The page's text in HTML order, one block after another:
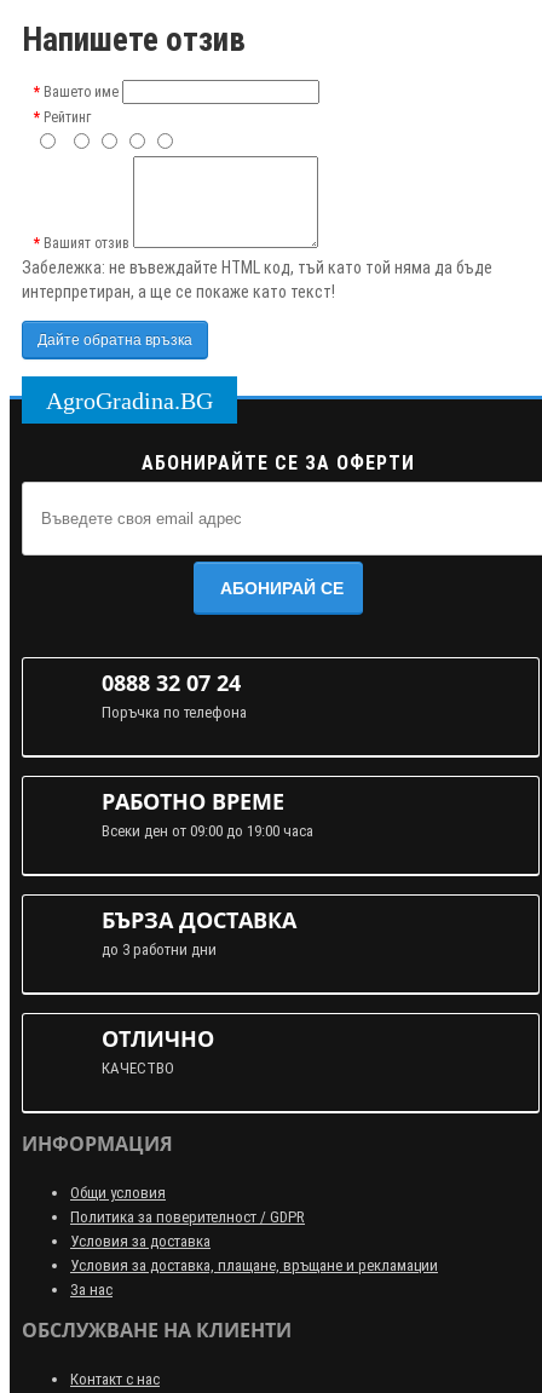
Напишете отзив
Вашето име
Рейтинг
Вашият отзив
Забележка: не въвеждайте HTML код, тъй като той няма да бъде
интерпретиран, а ще се покаже като текст!
Дайте обратна връзка
AgroGradina.BG
АБОНИРАЙТЕ СЕ ЗА ОФЕРТИ
АБОНИРАЙ СЕ
0888 32 07 24
Поръчка по телефона
РАБОТНО ВРЕМЕ
Всеки ден от 09:00 до 19:00 часа
БЪРЗА ДОСТАВКА
до 3 работни дни
ОТЛИЧНО
КАЧЕСТВО
ИНФОРМАЦИЯ
Общи условия
Политика за поверителност / GDPR
Условия за доставка
Условия за доставка, плащане, връщане и рекламации
За нас
ОБСЛУЖВАНЕ НА КЛИЕНТИ
Контакт с нас